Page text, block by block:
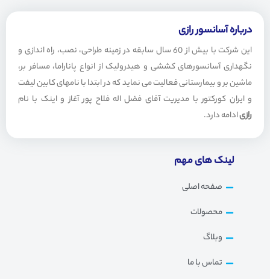
g
a
m
s
p
p
درباره آسانسور رازی
این شرکت با بیش از 60 سال سابقه در زمینه طراحی، نصب، راه اندازی و
نگهداری آسانسورهای کششی و هیدرولیک از انواع پاناراما، مسافر بر،
ماشین بر و بیمارستانی فعالیت می نماید که در ابتدا با نامهای کابین لیفت
و ایران کورکتور با مدیریت آقای فضل اله فلاح پور آغاز و اینک با نام
رازیادامه دارد.
لینک های مهم
صفحه اصلی
محصولات
وبلاگ
تماس با ما